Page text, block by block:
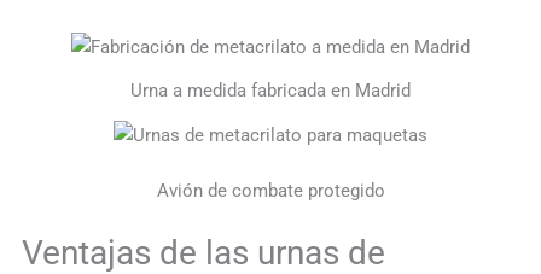
Urna a medida fabricada en Madrid
Avión de combate protegido
Ventajas de las urnas de